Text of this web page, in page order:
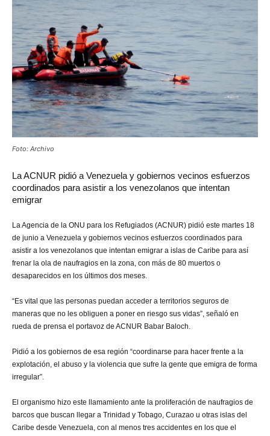
Foto: Archivo
La ACNUR pidió a Venezuela y gobiernos vecinos esfuerzos
coordinados para asistir a los venezolanos que intentan
emigrar
La Agencia de la ONU para los Refugiados (ACNUR) pidió este martes 18
de junio a Venezuela y gobiernos vecinos esfuerzos coordinados para
asistir a los venezolanos que intentan emigrar a islas de Caribe para así
frenar la ola de naufragios en la zona, con más de 80 muertos o
desaparecidos en los últimos dos meses.
“Es vital que las personas puedan acceder a territorios seguros de
maneras que no les obliguen a poner en riesgo sus vidas”, señaló en
rueda de prensa el portavoz de ACNUR Babar Baloch.
Pidió a los gobiernos de esa región “coordinarse para hacer frente a la
explotación, el abuso y la violencia que sufre la gente que emigra de forma
irregular”.
El organismo hizo este llamamiento ante la proliferación de naufragios de
barcos que buscan llegar a Trinidad y Tobago, Curazao u otras islas del
Caribe desde Venezuela, con al menos tres accidentes en los que el